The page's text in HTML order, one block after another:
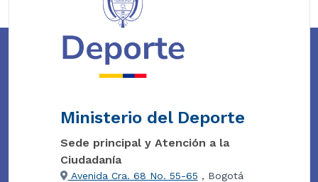
Ministerio del Deporte
Sede principal y Atención a la
Ciudadanía
Avenida Cra. 68 No. 55-65 , Bogotá